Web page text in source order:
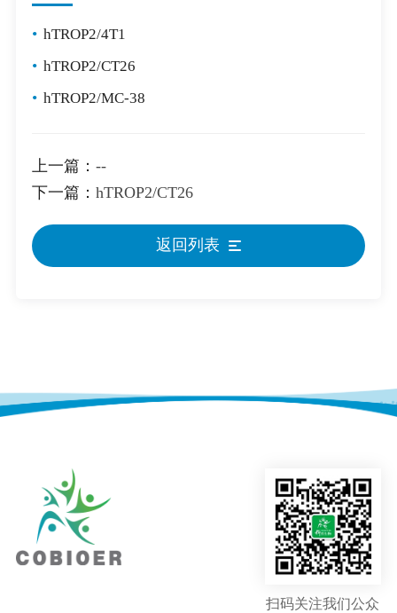
• hTROP2/4T1
• hTROP2/CT26
• hTROP2/MC-38
上一篇： --
下一篇： hTROP2/CT26
返回列表
扫码关注我们公众